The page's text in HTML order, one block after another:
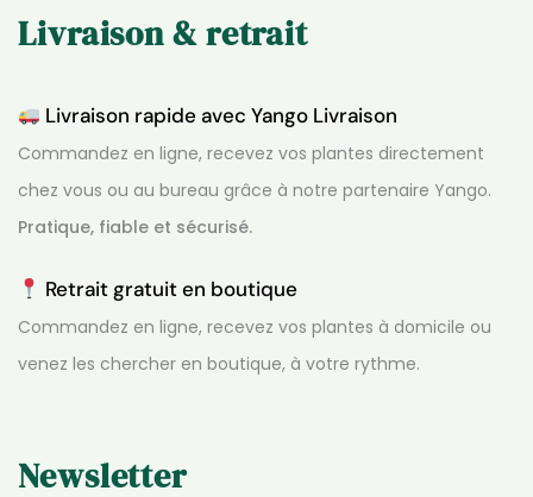
Livraison & retrait
Livraison rapide avec Yango Livraison
Commandez en ligne, recevez vos plantes directement
chez vous ou au bureau grâce à notre partenaire Yango.
Pratique, fiable et sécurisé.
Retrait gratuit en boutique
Commandez en ligne, recevez vos plantes à domicile ou
venez les chercher en boutique, à votre rythme.
Newsletter